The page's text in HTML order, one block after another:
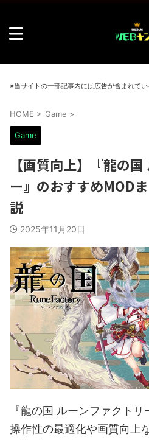
※当サイトの一部記事内には広告が含まれてい
HOME > Game >
Game
【画質向上】『龍の
ー』のおすすめMOD
説
2025年11月20日
『龍の国 ルーンファクト
操作性の最適化や画質向上